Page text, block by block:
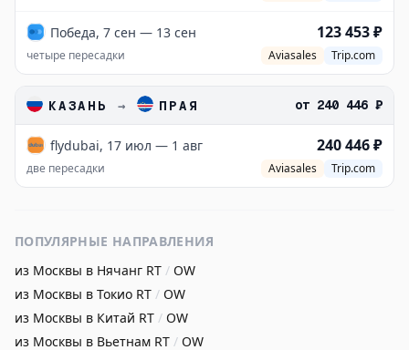
Победа, 7 сен — 13 сен 123 453 ₽
четыре пересадки Aviasales Trip.com
КАЗАНЬ → ПРАЯ от 240 446 ₽
flydubai, 17 июл — 1 авг 240 446 ₽
две пересадки Aviasales Trip.com
ПОПУЛЯРНЫЕ НАПРАВЛЕНИЯ
из Москвы в Нячанг RT / OW
из Москвы в Токио RT / OW
из Москвы в Китай RT / OW
из Москвы в Вьетнам RT / OW